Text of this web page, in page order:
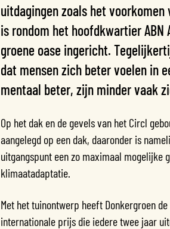
uitdagingen zoals het
is rondom het hoofdkwartier ABN
groene oase ingericht.
dat mensen zich beter voelen in
mentaal beter, zijn minder vaak
Op het dak en de gevels van het Circl
aangelegd op een dak, daaronder is
uitgangspunt een zo maximaal
klimaatadaptatie.
Met het tuinontwerp heeft Donkergroen de
internationale prijs die iedere twee jaar